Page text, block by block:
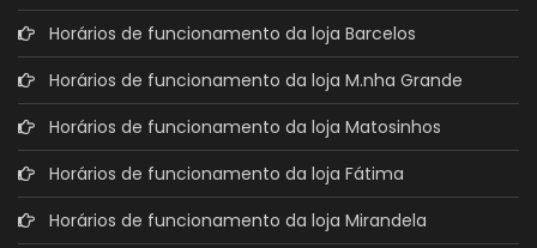
Horários de funcionamento da loja Barcelos
Horários de funcionamento da loja M.nha Grande
Horários de funcionamento da loja Matosinhos
Horários de funcionamento da loja Fátima
Horários de funcionamento da loja Mirandela